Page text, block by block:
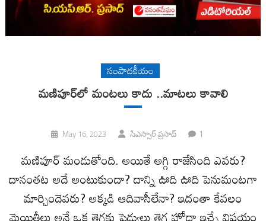
సంపాదకీయం
మణిపూర్‌లో మంటలు కాదు ..మాటలు కావాలి
May 16, 2023 సిఎస్సార్ ప్రసాద్ 1
మణిపూర్‌ మండుతోంది. అయితే అగ్గి రాజేసింది ఎవరు?
దానంతట అదే అంటుకుందా? దాన్ని ఊది ఊది పెనుమంటగా
మార్చిందెవరు? అక్కడి ఆదివాసీలేనా? ఇదంతా కేవలం